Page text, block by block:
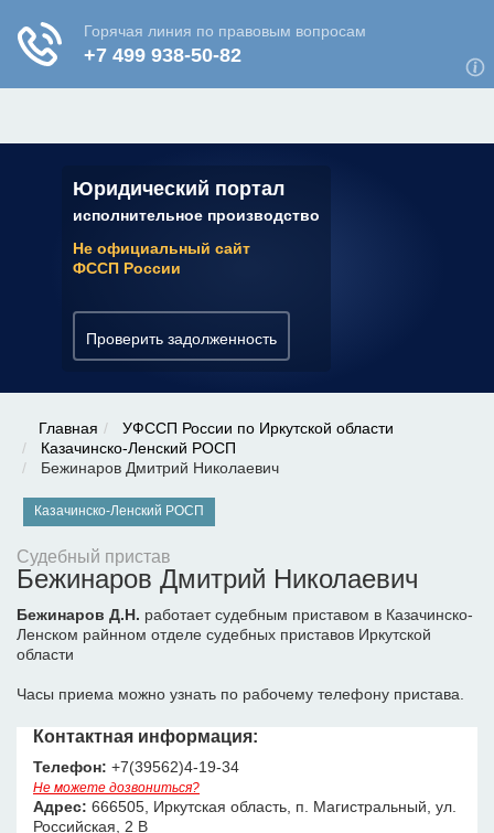
Юридический портал
исполнительное производство
Не официальный сайт
ФССП России
Проверить задолженность
✆ 7 (800) 350-22-64
Главная
УФССП России по Иркутской области
Казачинско-Ленский РОСП
Бежинаров Дмитрий Николаевич
Казачинско-Ленский РОСП
Судебный пристав
Бежинаров Дмитрий Николаевич
Бежинаров Д.Н. работает судебным приставом в Казачинско-
Ленском райнном отделе судебных приставов Иркутской
области
Часы приема можно узнать по рабочему телефону пристава.
Контактная информация:
Телефон: +7(39562)4-19-34
Не можете дозвониться?
Адрес: 666505, Иркутская область, п. Магистральный, ул.
Российская, 2 В